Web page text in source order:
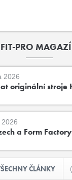
FIT-PRO
2026
originální stroje
a Form
ČLÁNKY